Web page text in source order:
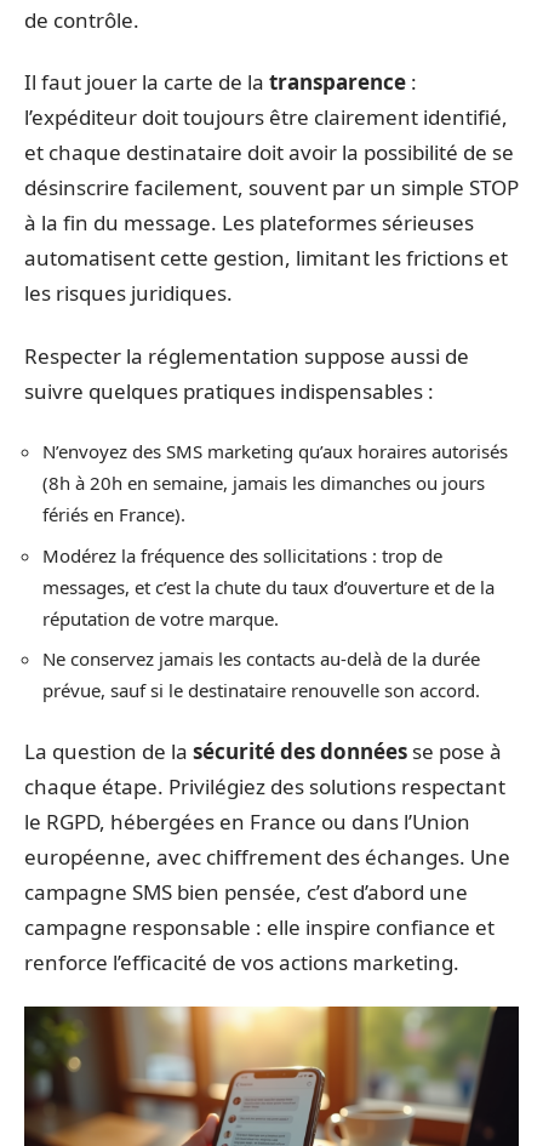
de contrôle.
Il faut jouer la carte de la transparence :
l’expéditeur doit toujours être clairement identifié,
et chaque destinataire doit avoir la possibilité de se
désinscrire facilement, souvent par un simple STOP
à la fin du message. Les plateformes sérieuses
automatisent cette gestion, limitant les frictions et
les risques juridiques.
Respecter la réglementation suppose aussi de
suivre quelques pratiques indispensables :
N’envoyez des SMS marketing qu’aux horaires autorisés
(8h à 20h en semaine, jamais les dimanches ou jours
fériés en France).
Modérez la fréquence des sollicitations : trop de
messages, et c’est la chute du taux d’ouverture et de la
réputation de votre marque.
Ne conservez jamais les contacts au-delà de la durée
prévue, sauf si le destinataire renouvelle son accord.
La question de la sécurité des données se pose à
chaque étape. Privilégiez des solutions respectant
le RGPD, hébergées en France ou dans l’Union
européenne, avec chiffrement des échanges. Une
campagne SMS bien pensée, c’est d’abord une
campagne responsable : elle inspire confiance et
renforce l’efficacité de vos actions marketing.